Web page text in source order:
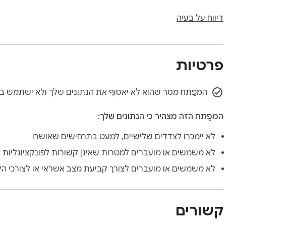
דיווח על בעיה
פרטיות
המפַתח מסר שהוא לא יאסוף את הנתונים שלך ולא ישתמש
המפַתח הזה מצהיר כי הנתונים שלך:
לא יימכרו לצדדים שלישיים, למעט בתרחישים שאושרו
לא משמשים או מועברים למטרות שאינן קשורות
לא משמשים או מועברים לצורך קביעת מצב אשראי או לצורכי
קשורים